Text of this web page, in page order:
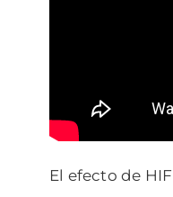
El efecto de